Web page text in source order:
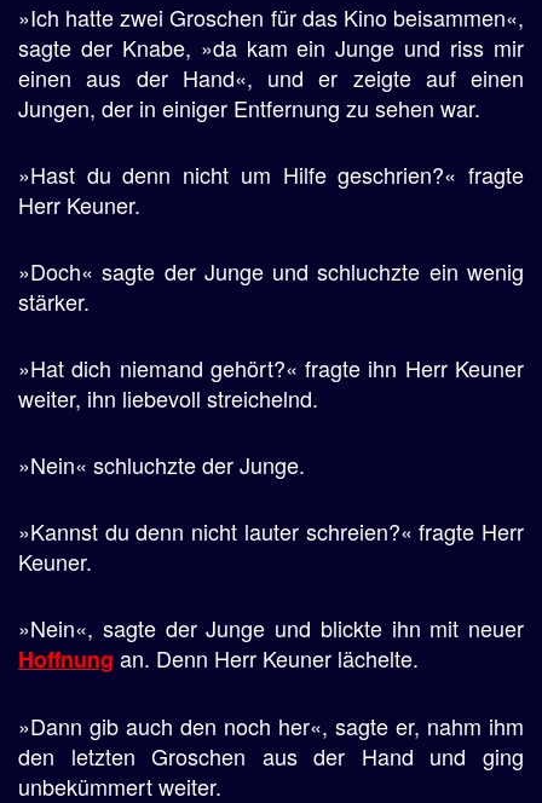
»Ich hatte zwei Groschen für das Kino beisammen«,
sagte der Knabe, »da kam ein Junge und riss mir
einen aus der Hand«, und er zeigte auf einen
Jungen, der in einiger Entfernung zu sehen war.
»Hast du denn nicht um Hilfe geschrien?« fragte
Herr Keuner.
»Doch« sagte der Junge und schluchzte ein wenig
stärker.
»Hat dich niemand gehört?« fragte ihn Herr Keuner
weiter, ihn liebevoll streichelnd.
»Nein« schluchzte der Junge.
»Kannst du denn nicht lauter schreien?« fragte Herr
Keuner.
»Nein«, sagte der Junge und blickte ihn mit neuer
Hoffnung an. Denn Herr Keuner lächelte.
»Dann gib auch den noch her«, sagte er, nahm ihm
den letzten Groschen aus der Hand und ging
unbekümmert weiter.